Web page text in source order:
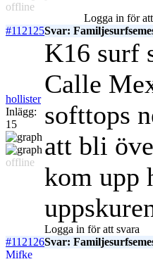
offline
Logga in för
#112125Svar:
hollister
Inlägg:
15
offline
K16 surf
Calle
softtops
att bli
kom upp
Logga in för att svara
#112126Svar:
Mifke